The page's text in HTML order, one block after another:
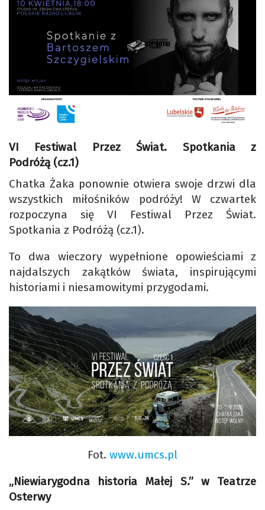
VI Festiwal Przez Świat. Spotkania z
Podróżą (cz.1)
Chatka Żaka ponownie otwiera swoje drzwi dla
wszystkich miłośników podróży! W czwartek
rozpoczyna się VI Festiwal Przez Świat.
Spotkania z Podróżą (cz.1).
To dwa wieczory wypełnione opowieściami z
najdalszych zakątków świata, inspirującymi
historiami i niesamowitymi przygodami.
Fot. www.umcs.pl
„Niewiarygodna historia Małej S.” w Teatrze
Osterwy